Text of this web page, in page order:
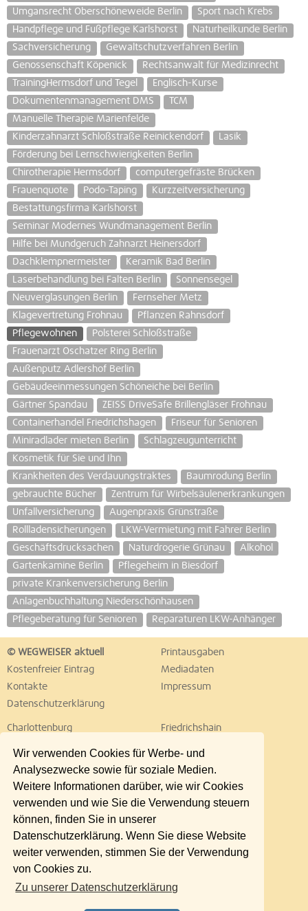
Wir verwenden Cookies für Werbe- und
Analysezwecke sowie für soziale Medien.
Weitere Informationen darüber, wie wir Cookies
verwenden und wie Sie die Verwendung steuern
können, finden Sie in unserer
Datenschutzerklärung. Wenn Sie diese Website
weiter verwenden, stimmen Sie der Verwendung
von Cookies zu.
Zu unserer Datenschutzerklärung
Umgansrecht Oberschöneweide Berlin
Sport nach Krebs
Handpflege und Fußpflege Karlshorst
Naturheilkunde Berlin
Sachversicherung
Gewaltschutzverfahren Berlin
Genossenschaft Köpenick
Rechtsanwalt für Medizinrecht
TrainingHermsdorf und Tegel
Englisch-Kurse
Dokumentenmanagement DMS
TCM
Manuelle Therapie Marienfelde
Kinderzahnarzt Schloßstraße Reinickendorf
Lasik
Förderung bei Lernschwierigkeiten Berlin
Chirotherapie Hermsdorf
computergefräste Brücken
Frauenquote
Podo-Taping
Kurzzeitversicherung
Bestattungsfirma Karlshorst
Seminar Modernes Wundmanagement Berlin
Hilfe bei Mundgeruch Zahnarzt Heinersdorf
Dachklempnermeister
Keramik Bad Berlin
Laserbehandlung bei Falten Berlin
Sonnensegel
Neuverglasungen Berlin
Fernseher Metz
Klagevertretung Frohnau
Pflanzen Rahnsdorf
Pflegewohnen
Polsterei Schloßstraße
Frauenarzt Oschatzer Ring Berlin
Außenputz Adlershof Berlin
Gebäudeeinmessungen Schöneiche bei Berlin
Gärtner Spandau
ZEISS DriveSafe Brillengläser Frohnau
Containerhandel Friedrichshagen
Friseur für Senioren
Miniradlader mieten Berlin
Schlagzeugunterricht
Kosmetik für Sie und Ihn
Krankheiten des Verdauungstraktes
Baumrodung Berlin
gebrauchte Bücher
Zentrum für Wirbelsäulenerkrankungen
Unfallversicherung
Augenpraxis Grünstraße
Rollladensicherungen
LKW-Vermietung mit Fahrer Berlin
Geschäftsdrucksachen
Naturdrogerie Grünau
Alkohol
Gartenkamine Berlin
Pflegeheim in Biesdorf
private Krankenversicherung Berlin
Anlagenbuchhaltung Niederschönhausen
Pflegeberatung für Senioren
Reparaturen LKW-Anhänger
© WEGWEISER aktuell
Printausgaben
Kostenfreier Eintrag
Mediadaten
Kontakte
Impressum
Datenschutzerklärung
Charlottenburg
Friedrichshain
Lichtenberg
Marzahn
Neukölln
Pankow
Reinickendorf
Schöneberg
Spandau
Steglitz
Tempelhof
Treptow
Umland Ost